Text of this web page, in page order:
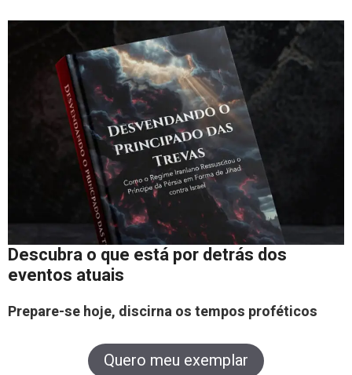
Descubra o que está por detrás dos
eventos atuais
Prepare-se hoje, discirna os tempos proféticos
Quero meu exemplar